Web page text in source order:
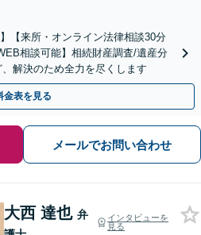
【来所・オンライン法律相談30分
相談可能】相続財産調査/遺産分
解決のため全力を尽くします
金表を見る
メールでお問い合わせ
大西 達也 弁
インタビューを
見る